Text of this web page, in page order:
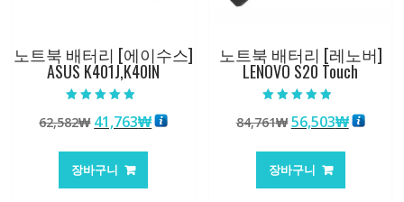
노트북 배터리 [에이수스]
ASUS K401J,K40IN
5.00
로 평가됨
62,582₩ 원
가
격:
41,763₩현
장바구니
노트북 배터리 [레노버]
LENOVO S20 Touch
4.50
로 평가됨
84,761₩ 원
가
격:
56,503₩현
장바구니